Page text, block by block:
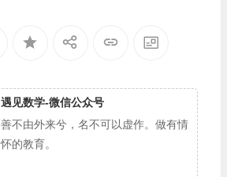
遇见数学-微信公众号
善不由外来兮，名不可以虚作。做有情
怀的教育。